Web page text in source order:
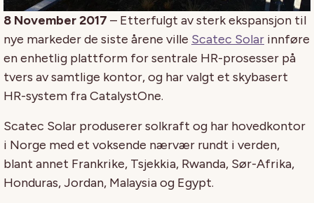
8 November 2017 – Etterfulgt av sterk ekspansjon til
nye markeder de siste årene ville Scatec Solar innføre
en enhetlig plattform for sentrale HR-prosesser på
tvers av samtlige kontor, og har valgt et skybasert
HR-system fra CatalystOne.
Scatec Solar produserer solkraft og har hovedkontor
i Norge med et voksende nærvær rundt i verden,
blant annet Frankrike, Tsjekkia, Rwanda, Sør-Afrika,
Honduras, Jordan, Malaysia og Egypt.